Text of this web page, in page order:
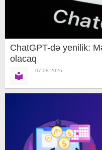
ChatGPT-də yenilik:
olacaq
07.08.2026